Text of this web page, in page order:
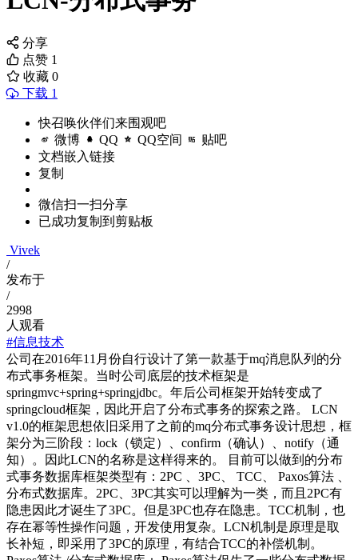
分享
点赞 1
收藏 0
下载 1
快召唤伙伴们来围观吧
微博 QQ QQ空间 贴吧
文档嵌入链接
复制
微信扫一扫分享
已成功复制到剪贴板
Vivek
/
发布于
/
2998
人观看
#信息技术
公司在2016年11月份自行设计了第一款基于mq消息队列的分
布式事务框架。当时公司底层的技术框架是
springmvc+spring+springjdbc。年后公司框架开始转变成了
springcloud框架，因此开启了分布式事务的探索之路。 LCN
v1.0的框架思想依旧采用了之前的mq分布式事务设计思想，框
架分为三阶段：lock（锁定）、confirm（确认）、notify（通
知）。因此LCN的名称是这样得来的。 目前可以做到的分布
式事务数据库框架类型有：2PC 、3PC、 TCC、 Paxos算法 、
分布式数据库。2PC、3PC其实可以理解为一类，而且2PC有
隐患因此才诞生了3PC。但是3PC也存在隐患。TCC机制，也
存在幂等性操作问题，开发使用复杂。LCN机制是原理是取
长补短，即采用了3PC的原理，有结合TCC的补偿机制。